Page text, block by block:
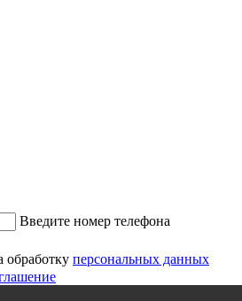
Введите номер телефона
обработку персональных данных